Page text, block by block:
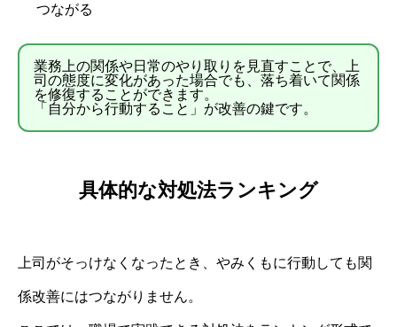
つながる
業務上の関係や日常のやり取りを見直すことで、上
司の態度に変化があった場合でも、落ち着いて関係
を修復することができます。
「自分から行動すること」が改善の鍵です。
具体的な対処法ランキング
上司がそっけなくなったとき、やみくもに行動しても関
係改善にはつながりません。